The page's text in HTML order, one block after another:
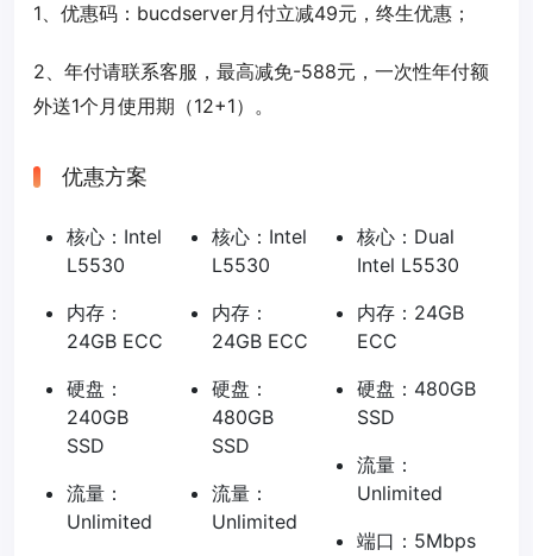
1、优惠码： bucdserver月付立减49元，终生优惠；
2、年付请联系客服，最高减免-588元，一次性年付额
外送1个月使用期（12+1）。
优惠方案
核心：Intel
L5530
内存：
24GB ECC
硬盘：
240GB
SSD
流量：
Unlimited
核心：Intel
L5530
内存：
24GB ECC
硬盘：
480GB
SSD
流量：
Unlimited
核心：Dual
Intel L5530
内存：24GB
ECC
硬盘：480GB
SSD
流量：
Unlimited
端口：5Mbps